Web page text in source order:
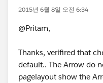
2015년 6월 8일 오전 6:34
@Pritam,
Thanks, verifired that
default.. The Arrow do
pagelayout show the